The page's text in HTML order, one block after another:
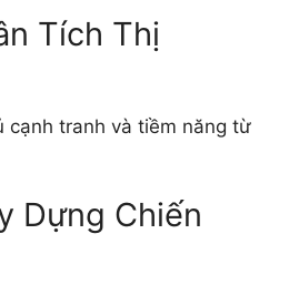
Tích Thị
cạnh tranh và tiềm năng từ
Dựng Chiến